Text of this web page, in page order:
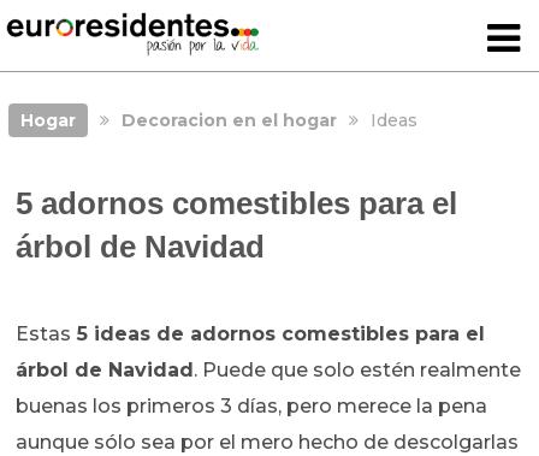
Hogar Decoracion en el hogar Ideas
5 adornos comestibles para el
árbol de Navidad
Estas 5 ideas de adornos comestibles para el
árbol de Navidad . Puede que solo estén realmente
buenas los primeros 3 días, pero merece la pena
aunque sólo sea por el mero hecho de descolgarlas